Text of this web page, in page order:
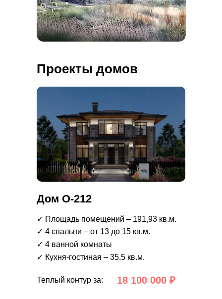
Теплый контур за:
✓ Кухня-гостиная – 35,5 кв.м.
✓ 4 ванной комнаты
✓ 4 спальни – от 13 до 15 кв.м.
✓ Площадь помещений – 191,93 кв.м.
18 100 000 ₽
Дом О-212
Проекты домов